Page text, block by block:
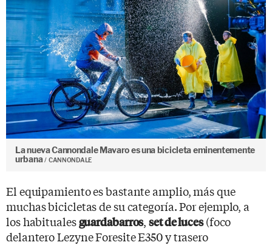
La nueva Cannondale Mavaro es una bicicleta eminentemente
urbana
CANNONDALE
El equipamiento es bastante amplio, más que
muchas bicicletas de su categoría. Por ejemplo, a
los habitualesguardabarros,set de luces(foco
delantero Lezyne Foresite E350 y trasero